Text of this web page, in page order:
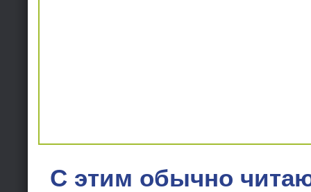
С этим обычно